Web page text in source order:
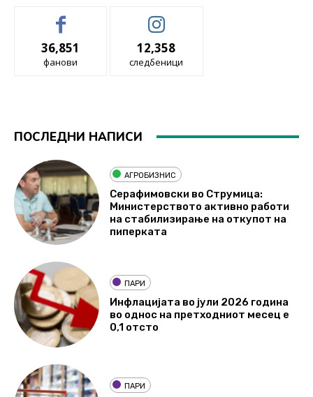
36,851
фанови
12,358
следбеници
ПОСЛЕДНИ НАПИСИ
АГРОБИЗНИС
Серафимовски во Струмица:
Министерството активно работи
на стабилизирање на откупот на
пиперката
ПАРИ
Инфлацијата во јули 2026 година
во однос на претходниот месец е
0,1 отсто
ПАРИ